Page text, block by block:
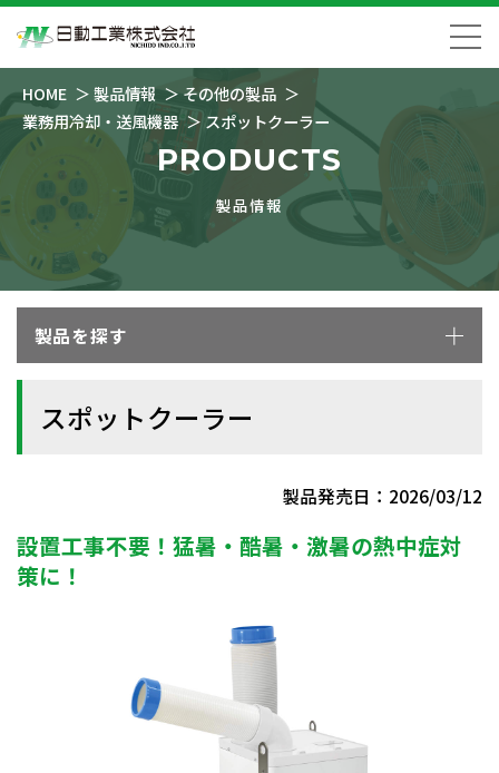
HOME 製品情報
その他の製品
業務用冷却・送風機器
スポットクーラー
PRODUCTS
製品情報
製品を探す
スポットクーラー
製品発売日：2026/03/12
設置工事不要！猛暑・酷暑・激暑の熱中症対
策に！